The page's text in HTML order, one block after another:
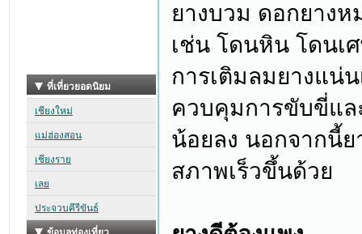
ยางบวม ดอกยางห
เช่น โดนหิน โดนเ
การเติมลมยางแน่
ควบคุมการขับขี่แล
น้อยลง นอกจากนี้ย
สภาพเร็วขึ้นด้วย